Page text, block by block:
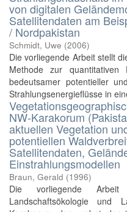
von digitalen
Satellitendaten am
/ Nordpakistan
Schmidt, Uwe (2006)
Die vorliegende Arbeit stellt
Methode zur quantitativen
bedeutsamer potentieller
Strahlungsenergieflüsse in
NW-Karakorum
aktuellen Vegetation
potentiellen
Satellitendaten,
Einstrahlungsmodellen
Braun, Gerald (1996)
Die vorliegende
Landschaftsökologie und